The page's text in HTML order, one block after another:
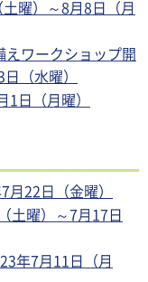
曜）～8月8日（月
えワークショップ開
（水曜）
日（月曜）
22日（金曜）
土曜）～7月17日
年7月11日（月